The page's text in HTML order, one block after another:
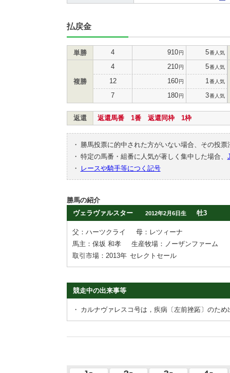
払戻金
単勝 4 910円 5番人気
複勝
4 210円 5番人気
12 160円 1 番人気
7 180円 3番人気
返還 返還馬番 1番 返還同枠 1枠
・
勝馬投票に的中された方がいない場合、その投
・ 特定の馬番・組番に人気が著しく集中した場合、
・
レースや騎手等につく記号
勝馬の紹介
ヴェラヴァルスター
2012年2月6日生 牡3
父：ハーツクライ
母：レツィーナ
馬主：保坂 和孝
生産牧場：ノーザンファーム
取引市場：2013年 セレクトセール
競走中の出来事等
・ カルナヴァレスコ号は，疾病〔左前挫跖〕のため